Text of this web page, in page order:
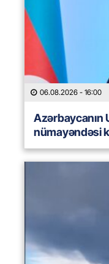
06.08.2026 - 16:00
Azərbaycanın
nümayəndəsi